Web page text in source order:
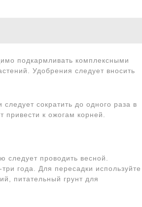
подкармливать комплексными
Удобрения следует вносить
сократить до одного раза в
к ожогам корней.
проводить весной.
года. Для пересадки используйте
питательный грунт для